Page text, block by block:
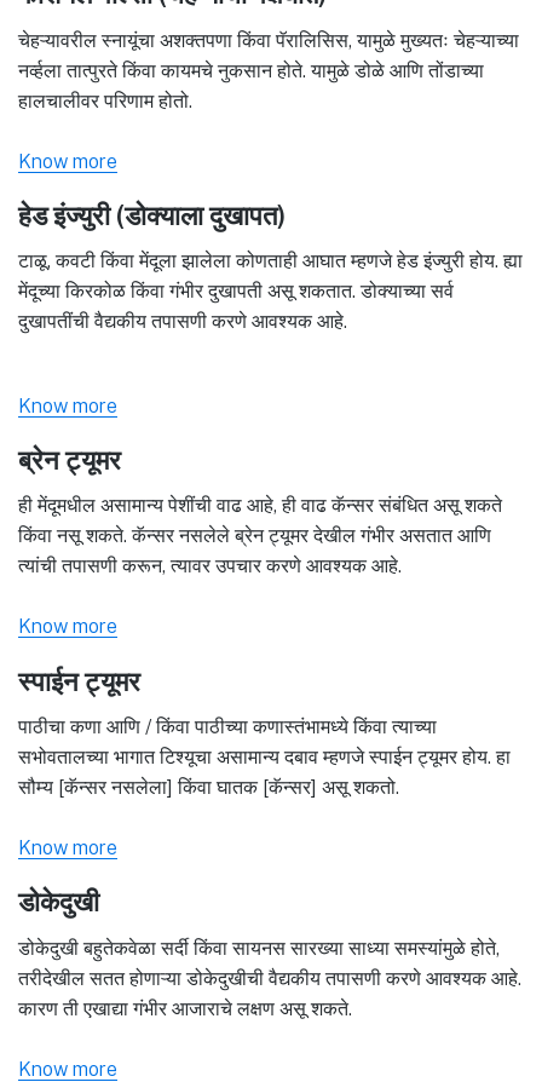
चेहऱ्यावरील स्नायूंचा अशक्तपणा किंवा पॅरालिसिस, यामुळे मुख्यतः चेहऱ्याच्या
नर्व्हला तात्पुरते किंवा कायमचे नुकसान होते. यामुळे डोळे आणि तोंडाच्या
हालचालीवर परिणाम होतो.
Know more
हेड इंज्युरी (डोक्याला दुखापत)
टाळू, कवटी किंवा मेंदूला झालेला कोणताही आघात म्हणजे हेड इंज्युरी होय. ह्या
मेंदूच्या किरकोळ किंवा गंभीर दुखापती असू शकतात. डोक्याच्या सर्व
दुखापतींची वैद्यकीय तपासणी करणे आवश्यक आहे.
Know more
ब्रेन ट्यूमर
ही मेंदूमधील असामान्य पेशींची वाढ आहे, ही वाढ कॅन्सर संबंधित असू शकते
किंवा नसू शकते. कॅन्सर नसलेले ब्रेन ट्यूमर देखील गंभीर असतात आणि
त्यांची तपासणी करून, त्यावर उपचार करणे आवश्यक आहे.
Know more
स्पाईन ट्यूमर
पाठीचा कणा आणि / किंवा पाठीच्या कणास्तंभामध्ये किंवा त्याच्या
सभोवतालच्या भागात टिश्यूचा असामान्य दबाव म्हणजे स्पाईन ट्यूमर होय. हा
सौम्य [कॅन्सर नसलेला] किंवा घातक [कॅन्सर] असू शकतो.
Know more
डोकेदुखी
डोकेदुखी बहुतेकवेळा सर्दी किंवा सायनस सारख्या साध्या समस्यांमुळे होते,
तरीदेखील सतत होणाऱ्या डोकेदुखीची वैद्यकीय तपासणी करणे आवश्यक आहे.
कारण ती एखाद्या गंभीर आजाराचे लक्षण असू शकते.
Know more